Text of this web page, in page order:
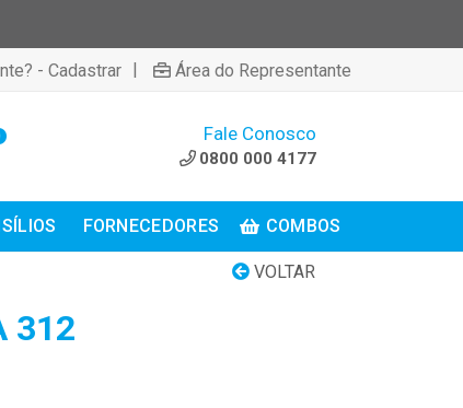
- Cadastrar | Área do Representante
Fale Conosco
0800 000 4177
FORNECEDORES COMBOS
VOLTAR
312